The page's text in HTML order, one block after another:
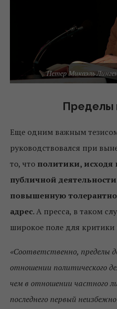
Петер Микаэль
Пределы
Еще одним важным
руководствовался при
то, что политики,
публичной
повышенную
адрес. А пресса, в таком
широкое поле для критики
«Соответственно, пределы
отношении политического
чем в отношении частного
последнего первый